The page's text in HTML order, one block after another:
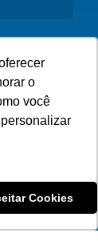
o
você
Cookies